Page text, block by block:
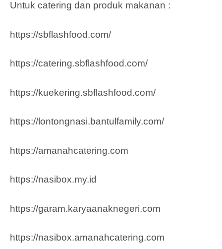
Untuk catering dan produk makanan :
https://sbflashfood.com/
https://catering.sbflashfood.com/
https://kuekering.sbflashfood.com/
https://lontongnasi.bantulfamily.com/
https://amanahcatering.com
https://nasibox.my.id
https://garam.karyaanaknegeri.com
https://nasibox.amanahcatering.com